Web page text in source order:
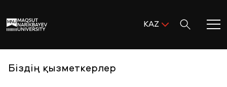
KAZ
Басты бет
Біздің қызметкерлер